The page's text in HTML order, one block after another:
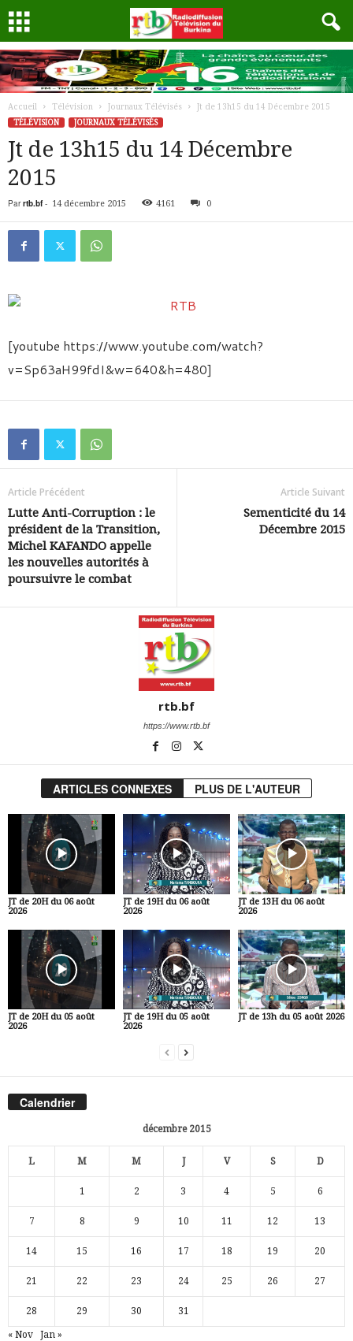
Accueil Télévision Journaux Télévisés
Jt de 13h15 du 14 Décembre 2015
TÉLÉVISION
JOURNAUX TÉLÉVISÉS
Jt de 13h15 du 14 Décembre
2015
Par rtb.bf- 14 décembre 2015 4161 0
[youtube https://www.youtube.com/watch?
v=Sp63aH99fdI&w=640&h=480]
Article Précédent
Lutte Anti-Corruption : le
président de la Transition,
Michel KAFANDO appelle
les nouvelles autorités à
poursuivre le combat
Article Suivant
Sementicité du 14
Décembre 2015
rtb.bf
https://www.rtb.bf
ARTICLES CONNEXES PLUS DE L'AUTEUR
JT de 20H du 06 août
2026
JT de 19H du 06 août
2026
JT de 13H du 06 août
2026
JT de 20H du 05 août
2026
JT de 19H du 05 août
2026
JT de 13h du 05 août 2026
Calendrier
décembre 2015
L M M J V S D
1 2 3 4 5 6
7 8 9 10 11 12 13
14 15 16 17 18 19 20
21 22 23 24 25 26 27
28 29 30 31
« Nov Jan »